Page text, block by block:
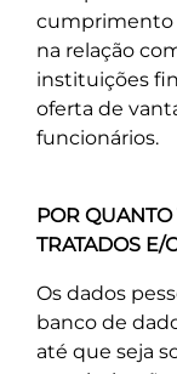
cumprimento
na relação
instituições
oferta de
funcionários.
POR
TRATADOS E/
Os dados
banco de
até que seja